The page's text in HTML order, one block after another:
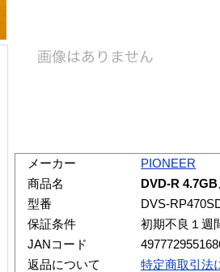
メーカー
PIONEER
商品名
DVD-R
型番
DVS-
保証条件
初期不良１週
JANコード
返品について
特定商取引法